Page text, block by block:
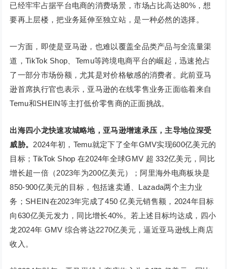
已经牢牢占据平台电商的消费场景，市场占比高达80%，想
要再上层楼，把业务延伸至独立站，是一种必然的选择。
一方面，即使是亚马逊，也难以覆盖全品类产品与全流量渠
道，TikTok Shop、Temu等跨境电商平台的崛起，迅速抢占
了一部分市场份额，尤其是对价格敏感的消费者。此前亚马
逊首席执行官也表示，亚马逊的在线零售业务正面临着来自
Temu和SHEIN等主打低价零售商的正面挑战。
出海四小龙快速攻城略地，亚马逊增速承压，主导地位深受
威胁。 2024年初，Temu就定下了全年GMV实现600亿美元的
目标；TikTok Shop 在2024年全球GMV 超 332亿美元，同比
增长超一倍（2023年为200亿美元）；阿里海外电商板块是
850-900亿美元的目标，包括速卖通、Lazada两个主力业
务；SHEIN在2023年完成了450 亿美元销售额，2024年目标
向630亿美元发力，同比增长40%。若上述目标均达成，四小
龙2024年 GMV 综合将达2270亿美元，逼近亚马逊线上商店
收入。